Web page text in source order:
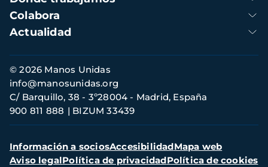
Colabora
Actualidad
Información
de
contacto
© 2026 Manos Unidas
C/ Barquillo, 38 - 3º28004 - Madrid, España
900 811 888
BIZUM 33439
info@manosunidas.org
Menú
secundario
Información a sociosAccesibilidadMapa web
Aviso legalPolítica de privacidadPolítica de cookies